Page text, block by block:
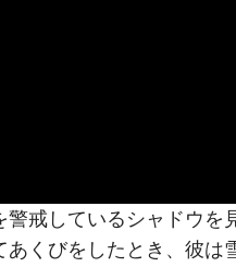
戒しているシャドウ
くびをしたとき、彼